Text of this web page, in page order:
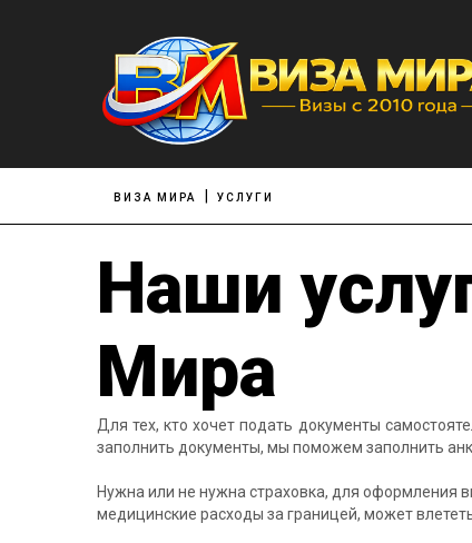
ВИЗА МИРА УСЛУГИ
Наши
Мира
Для тех, кто хочет подать документы
заполнить документы, мы поможем заполнить
Нужна или не нужна страховка, для оформления
медицинские расходы за границей, может